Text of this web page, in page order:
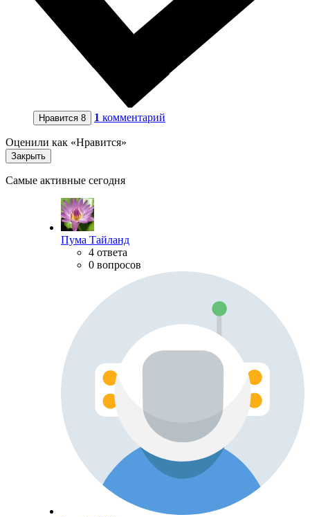
Нравится 8 1 комментарий
Оценили как «Нравится»
Закрыть
Самые активные сегодня
Пума Тайланд
4 ответа
0 вопросов